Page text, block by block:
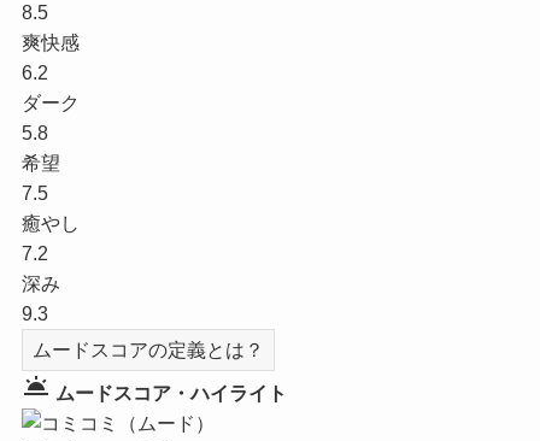
8.5
爽快感
6.2
ダーク
5.8
希望
7.5
癒やし
7.2
深み
9.3
ムードスコアの定義とは？
wb_twilight ムードスコア・ハイライト